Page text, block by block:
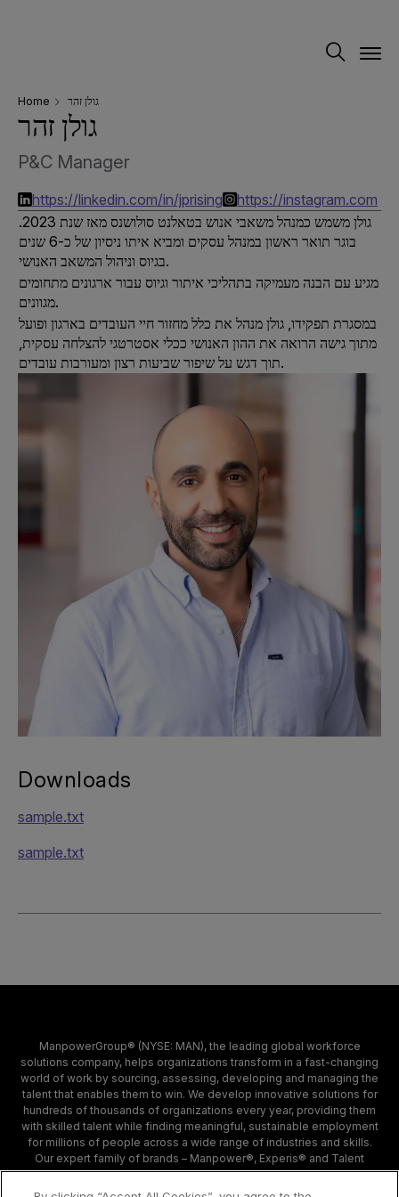
Home גולן זהר
גולן זהר
P&C Manager
https://linkedin.com/in/jprising
https://instagram.com
גולן משמש כמנהל משאבי אנוש בטאלנט סולושנס מאז שנת 2023.
בוגר תואר ראשון במנהל עסקים ומביא איתו ניסיון של כ-6 שנים
בגיוס וניהול המשאב האנושי.
מגיע עם הבנה מעמיקה בתהליכי איתור וגיוס עבור ארגונים מתחומים
מגוונים.
במסגרת תפקידו, גולן מנהל את כלל מחזור חיי העובדים בארגון ופועל
מתוך גישה הרואה את ההון האנושי ככלי אסטרטגי להצלחה עסקית,
תוך דגש על שיפור שביעות רצון ומעורבות עובדים.
Downloads
sample.txt
sample.txt
ManpowerGroup® (NYSE: MAN), the leading global workforce
solutions company, helps organizations transform in a fast-changing
world of work by sourcing, assessing, developing and managing the
talent that enables them to win. We develop innovative solutions for
hundreds of thousands of organizations every year, providing them
with skilled talent while finding meaningful, sustainable employment
for millions of people across a wide range of industries and skills.
Our expert family of brands – Manpower®, Experis® and Talent
Solutions – creates substantially more value for candidates and
clients across 80 countries and territories and has done so for 70